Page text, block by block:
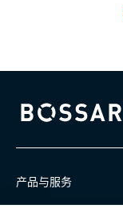
Bossard homepage
产品与服务